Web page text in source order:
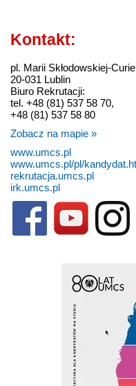
Kontakt:
pl. Marii Skłodowskiej-
20-031 Lublin
Biuro Rekrutacji:
tel. +48 (81) 537 58 70,
+48 (81) 537 58 80
Zobacz na mapie »
www.umcs.pl
www.umcs.pl/pl/
rekrutacja.umcs.pl
irk.umcs.pl